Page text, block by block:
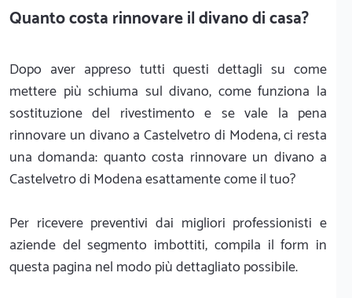
Quanto costa rinnovare il divano di casa?
Dopo aver appreso tutti questi dettagli su come
mettere più schiuma sul divano, come funziona la
sostituzione del rivestimento e se vale la pena
rinnovare un divano a Castelvetro di Modena, ci resta
una domanda: quanto costa rinnovare un divano a
Castelvetro di Modena esattamente come il tuo?
Per ricevere preventivi dai migliori professionisti e
aziende del segmento imbottiti, compila il form in
questa pagina nel modo più dettagliato possibile.